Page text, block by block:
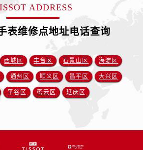
ADDRESS
表维修点地址电话查询
西城区 丰台区 石景山区 海淀区
通州区 顺义区 昌平区 大兴区
平谷区 密云区 延庆区